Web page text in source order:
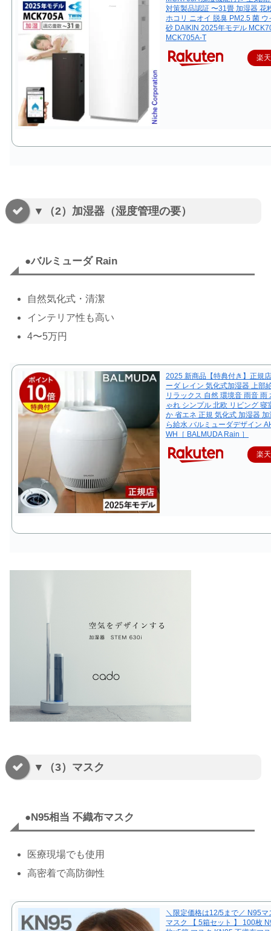
対策製品認証 〜31畳 加湿器 花
ホコリ ニオイ 脱臭 PM2.5 菌 ウ
砂 DAIKIN 2025年モデル
MCK705A-T
楽
▼（2）加湿器（湿度管理の要）
●バルミューダ Rain
自然気化式・清潔
インテリア性も高い
4〜5万円
2025 新商品【特典付き】正規
ーダ レイン 気化式加湿器 上部
リラックス 自然 環境音 雨音 雨
ゃれ シンプル 北欧 リビング 寝
か 省エネ 正規 気化式 加湿器
ら給水 バルミューダデザイン
WH［ BALMUDA Rain ］
楽
▼（3）マスク
●N95相当 不織布マスク
医療現場でも使用
高密着で高防御性
＼限定価格は12/5まで／ N95マ
マスク 【 5箱セット 】 100枚